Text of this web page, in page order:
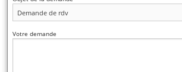
Votre demande